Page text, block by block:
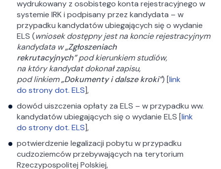
wydrukowany z osobistego konta rejestracyjnego w
systemie IRK i podpisany przez kandydata – w
przypadku kandydatów ubiegających się o wydanie
ELS (wniosek dostępny jest na koncie rejestracyjnym
kandydata w„Zgłoszeniach
rekrutacyjnych”pod kierunkiem studiów,
na który kandydat dokonał zapisu,
pod linkiem„Dokumenty i dalsze kroki”) [link
do strony dot. ELS],
dowód uiszczenia opłaty za ELS – w przypadku ww.
kandydatów ubiegających się o wydanie ELS [link
do strony dot. ELS],
potwierdzenie legalizacji pobytu w przypadku
cudzoziemców przebywających na terytorium
Rzeczypospolitej Polskiej,